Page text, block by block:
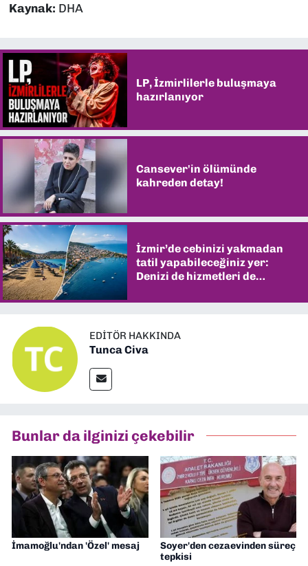
Kaynak: DHA
LP, İzmirlilerle buluşmaya
hazırlanıyor
Cansever'in ölümünde
kahreden detay!
İzmir’de cebinizi yakmadan
tatil yapabileceğiniz yer:
Denizi de hizmetleri de
EDITÖR HAKKINDA
Tunca Civa
Bunlar da ilginizi çekebilir
İmamoğlu'ndan 'Özel' mesaj
Soyer'den cezaevinden süreç
tepkisi